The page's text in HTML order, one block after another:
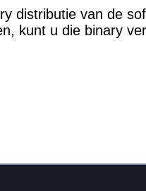
distributie van de
kunt u die binary